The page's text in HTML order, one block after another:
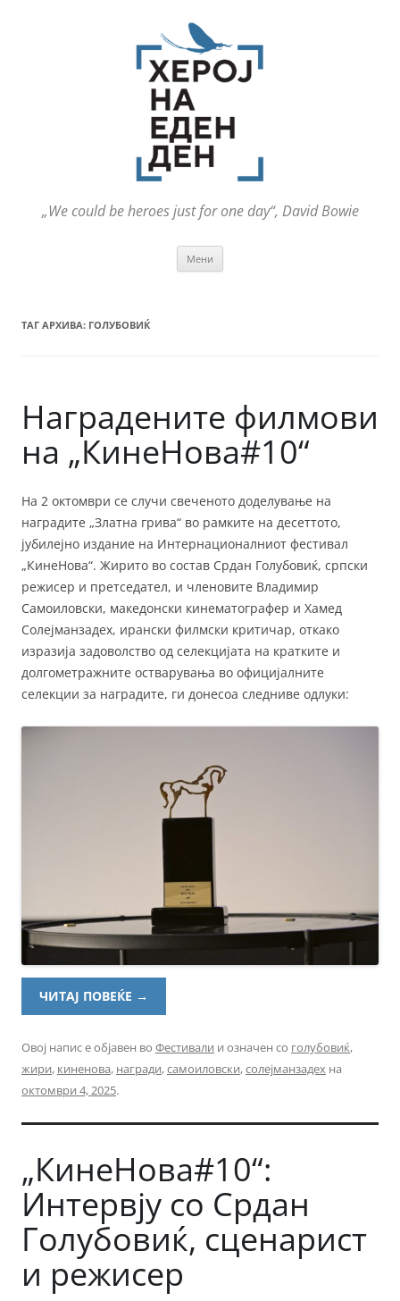
„We could be heroes just for one day“, David Bowie
Мени
ТАГ АРХИВА: ГОЛУБОВИЌ
Наградените филмови
на „КинеНова#10“
На 2 октомври се случи свеченото доделување на
наградите „Златна грива“ во рамките на десеттото,
јубилејно издание на Интернационалниот фестивал
„КинеНова“. Жирито во состав Срдан Голубовиќ, српски
режисер и претседател, и членовите Владимир
Самоиловски, македонски кинематографер и Хамед
Солејманзадех, ирански филмски критичар, откако
изразија задоволство од селекцијата на кратките и
долгометражните остварувања во официјалните
селекции за наградите, ги донесоа следниве одлуки:
ЧИТАЈ ПОВЕЌЕ →
Овој напис е објавен во Фестивали и означен со голубовиќ,
жири, киненова, награди,самоиловски,солејманзадех на
октомври 4, 2025.
„КинеНова#10“:
Интервју со Срдан
Голубовиќ, сценарист
и режисер